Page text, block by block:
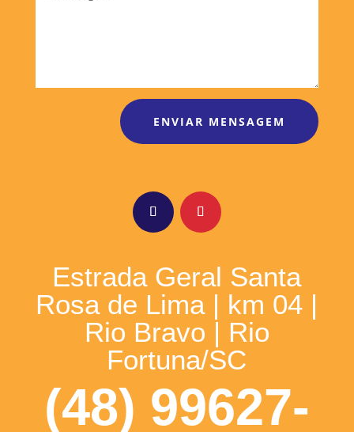
ENVIAR MENSAGEM
Estrada Geral Santa
Rosa de Lima | km 04 |
Rio Bravo | Rio
Fortuna/SC
(48) 99627-